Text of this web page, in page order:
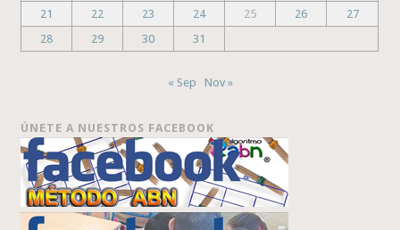
21
22 23 24 25 26
27
28
29 30 31
« Sep Nov »
ÚNETE A NUESTROS FACEBOOK